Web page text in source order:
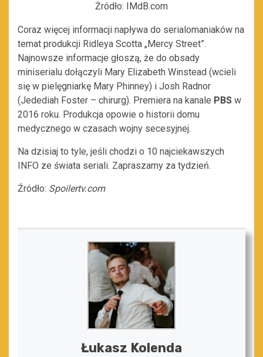
Żródło: IMdB.com
Coraz więcej informacji napływa do serialomaniaków na
temat produkcji Ridleya Scotta „Mercy Street”.
Najnowsze informacje głoszą, że do obsady
miniserialu dołączyli Mary Elizabeth Winstead (wcieli
się w pielęgniarkę Mary Phinney) i Josh Radnor
(Jedediah Foster – chirurg). Premiera na kanale PBS w
2016 roku. Produkcja opowie o historii domu
medycznego w czasach wojny secesyjnej.
Na dzisiaj to tyle, jeśli chodzi o 10 najciekawszych
INFO ze świata seriali. Zapraszamy za tydzień.
Źródło: Spoilertv.com
Łukasz Kolenda